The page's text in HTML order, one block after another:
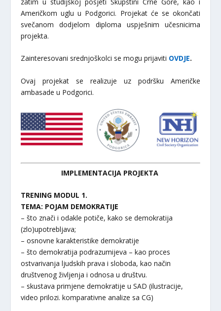
Američkom uglu u Podgorici. Projekat će se okončati
svečanom dodjelom diploma uspješnim učesnicima
projekta.
Zainteresovani srednjoškolci se mogu prijaviti OVDJE.
Ovaj projekat se realizuje uz podršku Američke
ambasade u Podgorici.
IMPLEMENTACIJA PROJEKTA
TRENING MODUL 1.
TEMA: POJAM DEMOKRATIJE
– što znači i odakle potiče, kako se demokratija
(zlo)upotrebljava;
– osnovne karakteristike demokratije
– što demokratija podrazumijeva – kao proces
ostvarivanja ljudskih prava i sloboda, kao način
društvenog življenja i odnosa u društvu.
– skustava primjene demokratije u SAD (ilustracije,
video prilozi. komparativne analize sa CG)